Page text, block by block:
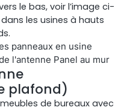
le bas, voir l’image ci-
les usines à hauts
plafond)
de bureaux avec